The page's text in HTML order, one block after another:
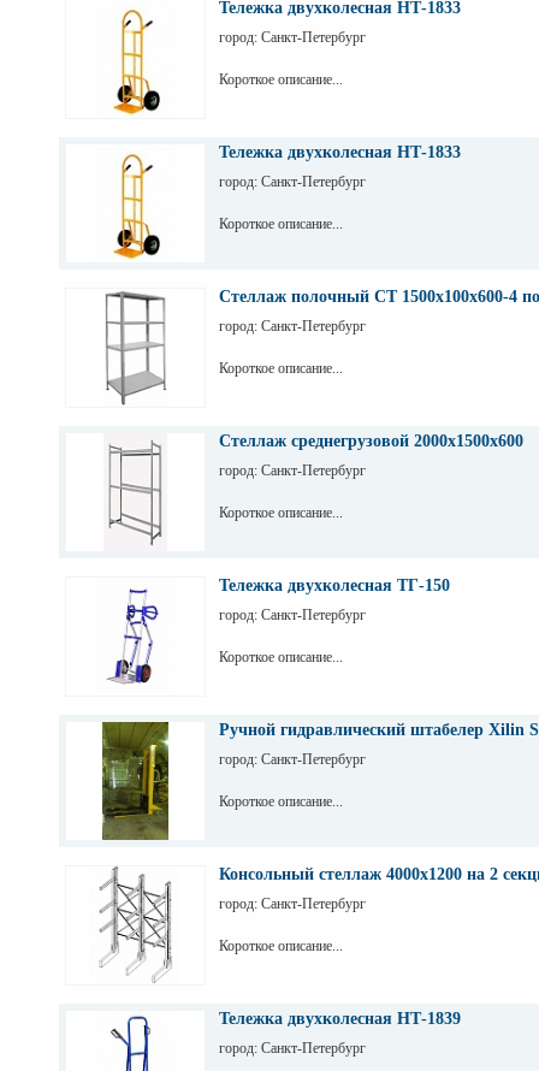
Тележка двухколесная НТ-1833
город: Санкт-Петербург
Короткое описание...
Тележка двухколесная НТ-1833
город: Санкт-Петербург
Короткое описание...
Стеллаж полочный СТ 1500х100х600-4
город: Санкт-Петербург
Короткое описание...
Стеллаж среднегрузовой 2000х1500х600
город: Санкт-Петербург
Короткое описание...
Тележка двухколесная ТГ-150
город: Санкт-Петербург
Короткое описание...
Ручной гидравлический штабелер Xilin
город: Санкт-Петербург
Короткое описание...
Консольный стеллаж 4000х1200 на 2
город: Санкт-Петербург
Короткое описание...
Тележка двухколесная НТ-1839
город: Санкт-Петербург